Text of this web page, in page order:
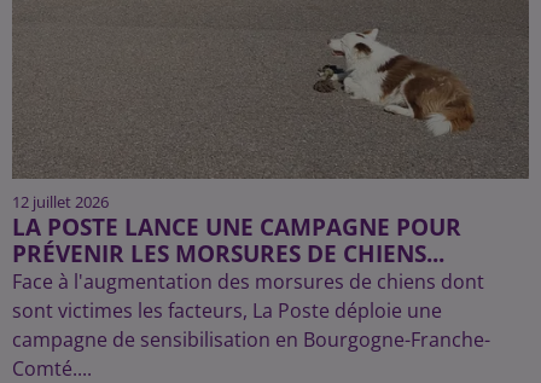
12 juillet 2026
LA POSTE LANCE UNE CAMPAGNE POUR
PRÉVENIR LES MORSURES DE CHIENS...
Face à l'augmentation des morsures de chiens dont
sont victimes les facteurs, La Poste déploie une
campagne de sensibilisation en Bourgogne-Franche-
Comté....